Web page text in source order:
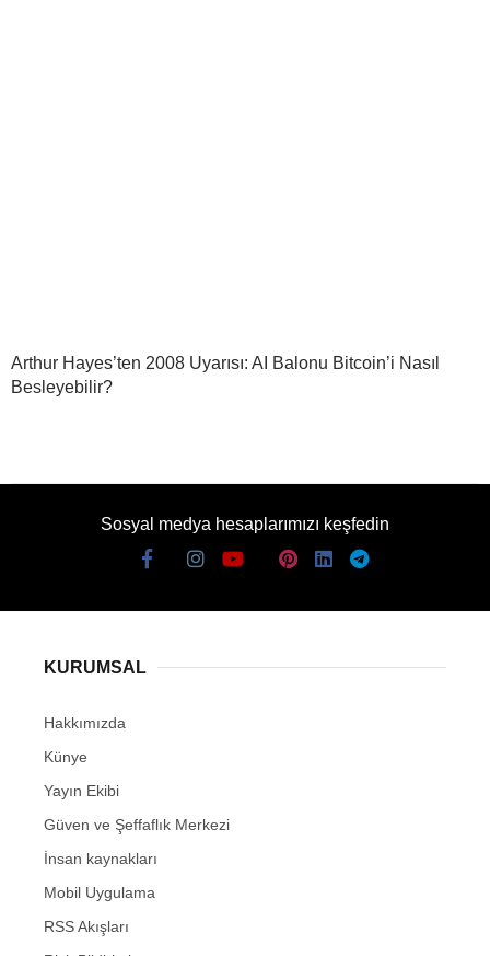
Arthur Hayes’ten 2008 Uyarısı: AI Balonu Bitcoin’i Nasıl
Besleyebilir?
Sosyal medya hesaplarımızı keşfedin
KURUMSAL
Hakkımızda
Künye
Yayın Ekibi
Güven ve Şeffaflık Merkezi
İnsan kaynakları
Mobil Uygulama
RSS Akışları